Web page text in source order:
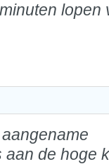
lopen
aan de hoge